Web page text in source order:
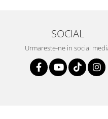
SOCIAL
Urmareste-ne in social